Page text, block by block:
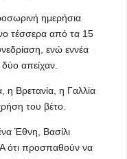
ημερήσια
τέσσερα από τα 15
ενώ εννέα
απείχαν.
Βρετανία, η Γαλλία
του βέτο.
Έθνη, Βασίλι
ότι προσπαθούν να